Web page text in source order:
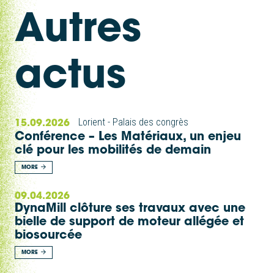
Autres
actus
15.09.2026 Lorient - Palais des congrès
Conférence – Les Matériaux, un enjeu
clé pour les mobilités de demain
MORE
09.04.2026
DynaMill clôture ses travaux avec une
bielle de support de moteur allégée et
biosourcée
MORE